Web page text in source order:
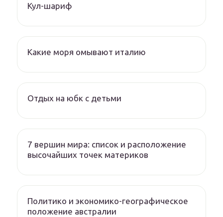
Кул-шариф
Какие моря омывают италию
Отдых на юбк с детьми
7 вершин мира: список и расположение
высочайших точек материков
Политико и экономико-географическое
положение австралии